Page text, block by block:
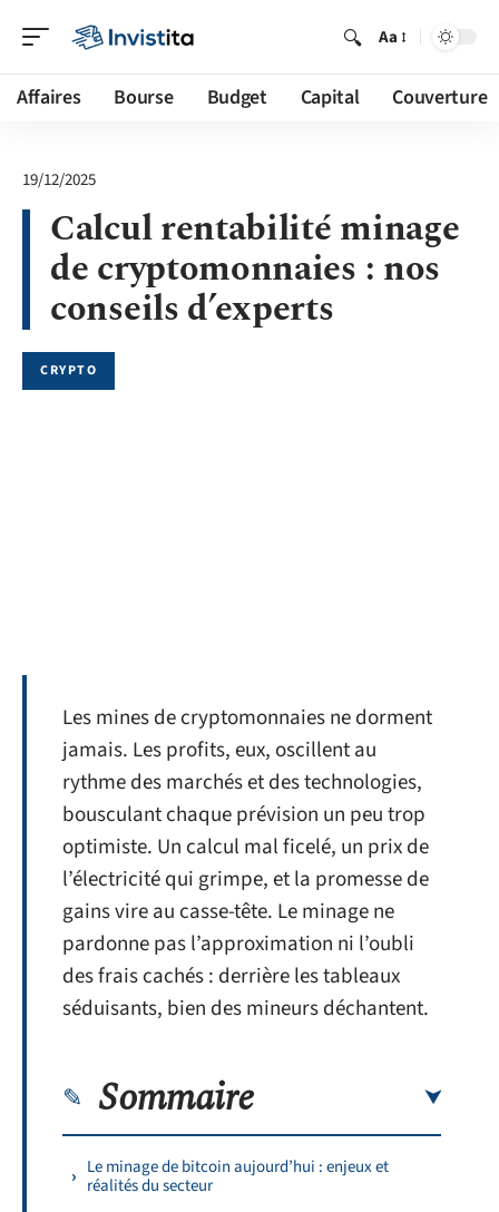
Aa
Affaires Bourse Budget Capital Couverture
19/12/2025
Calcul rentabilité minage
de cryptomonnaies : nos
conseils d’experts
CRYPTO
Les mines de cryptomonnaies ne dorment
jamais. Les profits, eux, oscillent au
rythme des marchés et des technologies,
bousculant chaque prévision un peu trop
optimiste. Un calcul mal ficelé, un prix de
l’électricité qui grimpe, et la promesse de
gains vire au casse-tête. Le minage ne
pardonne pas l’approximation ni l’oubli
des frais cachés : derrière les tableaux
séduisants, bien des mineurs déchantent.
Sommaire
Le minage de bitcoin aujourd’hui : enjeux et
réalités du secteur